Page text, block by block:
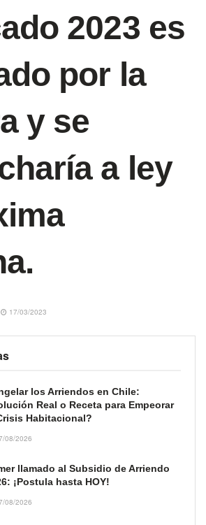
2023 es
por la
y se
a ley
17/03/2023
los Arriendos en Chile:
Real o Receta para Empeorar
Habitacional?
08/2026
llamado al Subsidio de Arriendo
¡Postula hasta HOY!
08/2026